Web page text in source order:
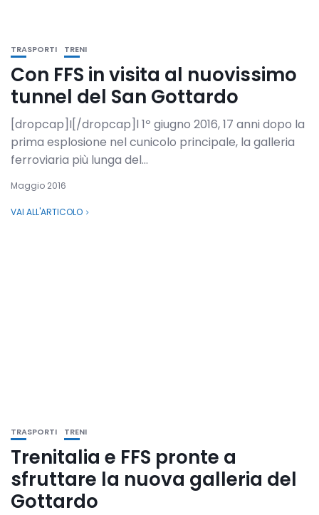
TRASPORTI TRENI
Con FFS in visita al nuovissimo
tunnel del San Gottardo
[dropcap]I[/dropcap]l 1º giugno 2016, 17 anni dopo la
prima esplosione nel cunicolo principale, la galleria
ferroviaria più lunga del...
Maggio 2016
VAI ALL'ARTICOLO
TRASPORTI TRENI
Trenitalia e FFS pronte a
sfruttare la nuova galleria del
Gottardo